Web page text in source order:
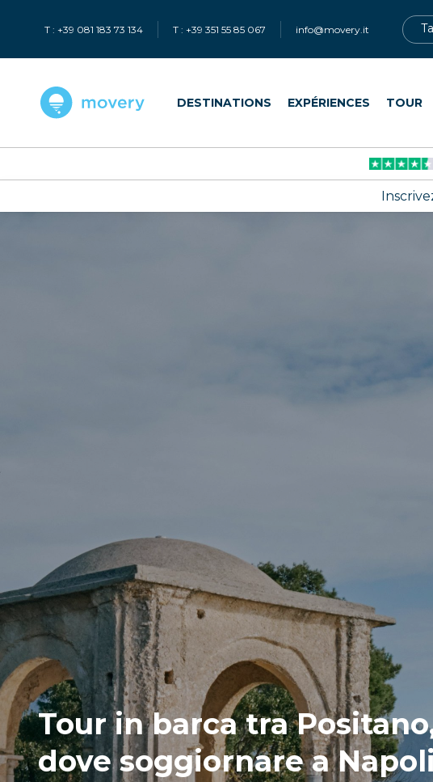
T : +39 081 183 73 134 T : +39 351 55 85 067 info@movery.it
DESTINATIONS EXPÉRIENCES TOUR
Tour in barca tra
dove soggiornare a Napoli